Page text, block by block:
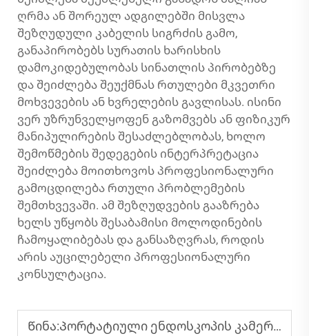
ღრმა ან შორეულ ადგილებში მისვლა
შეზღუდული კაბელის სიგრძის გამო,
განაპირობებს სურათის ხარისხის
დამოკიდებულობას სინათლის პირობებზე
და შეიძლება შეუქმნას რთულები მკვეთრი
მოხვევების ან ხვრელების გავლისას. ისინი
ვერ უზრუნველყოფენ გაზომვებს ან ფიზიკურ
მანიპულირების შესაძლებლობას, ხოლო
შემოწმების შედეგების ინტერპრეტაცია
შეიძლება მოითხოვოს პროფესიონალური
გამოცდილება რთული პრობლემების
შემთხვევაში. ამ შეზღუდვების გააზრება
ხელს უწყობს შესაბამისი მოლოდინების
ჩამოყალიბებას და განსაზღვრას, როდის
არის აუცილებელი პროფესიონალური
კონსულტაცია.
Წინა:Პორტატიული ენდოსკოპის კამერა: ძირეული თვისებების განმარტება